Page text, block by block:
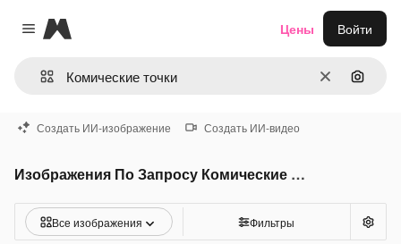
Close menu
Magnific
ОчиститьПоиск
Цены Войти
Создать ИИ-изображение Создать ИИ-видео
Изображения По Запросу Комические точки
Все изображения Фильтры